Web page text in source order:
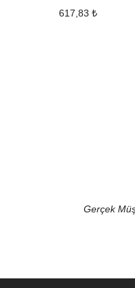
617,83 ₺
Gerçek